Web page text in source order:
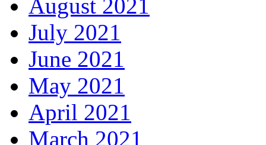
August 2021
July 2021
June 2021
May 2021
April 2021
March 2021